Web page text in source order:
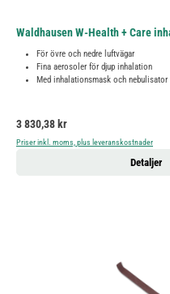
Waldhausen W-Health + Care
För övre och nedre luftvägar
Fina aerosoler för djup inhalation
Med inhalationsmask och nebulisator
Ordinarie pris:
3 830,38 kr
Priser inkl. moms, plus leveranskostnader
Detaljer